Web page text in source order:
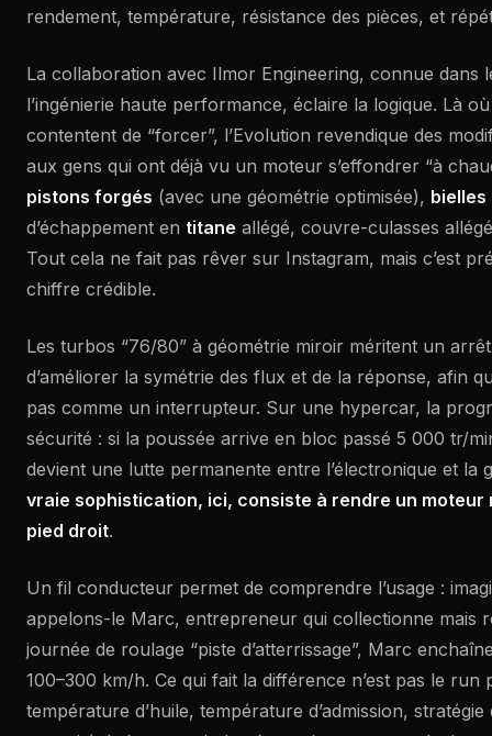
rendement, température, résistance des pièces, et
La collaboration avec Ilmor Engineering, connue dans
l’ingénierie haute performance, éclaire la logique. Là
contentent de “forcer”, l’Evolution revendique des
aux gens qui ont déjà vu un moteur s’effondrer “à
pistons forgés (avec une géométrie optimisée), bielles
d’échappement en titane allégé, couvre-culasses
Tout cela ne fait pas rêver sur Instagram, mais c’est
chiffre crédible.
Les turbos “76/80” à géométrie miroir méritent un arrêt
d’améliorer la symétrie des flux et de la réponse, afin
pas comme un interrupteur. Sur une hypercar, la
sécurité : si la poussée arrive en bloc passé 5 000 tr/
devient une lutte permanente entre l’électronique et la
vraie sophistication, ici, consiste à rendre un moteur
pied droit.
Un fil conducteur permet de comprendre l’usage :
appelons-le Marc, entrepreneur qui collectionne mais
journée de roulage “piste d’atterrissage”, Marc
100–300 km/h. Ce qui fait la différence n’est pas le run
température d’huile, température d’admission, stratégie